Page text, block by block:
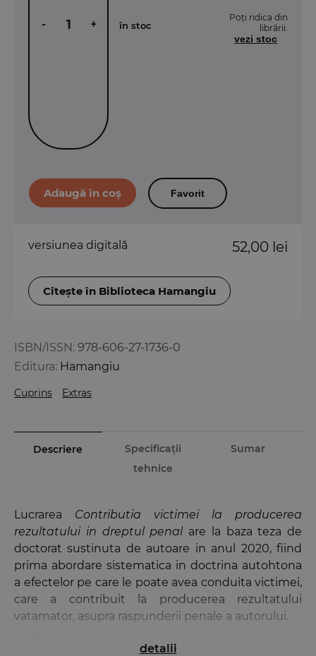
ISBN/ISSN: 978-606-27-1736-0
Editura: Hamangiu
Cuprins Extras
- + în stoc
Poți ridica din
librării.
vezi stoc
Favorit
versiunea digitală 52,00 lei
Citește în Biblioteca Hamangiu
Descriere
Specificații
tehnice
Sumar
Lucrarea Contributia victimei la producerea
rezultatului in dreptul penal are la baza teza de
doctorat sustinuta de autoare in anul 2020, fiind
prima abordare sistematica in doctrina autohtona
a efectelor pe care le poate avea conduita victimei,
care a contribuit la producerea rezultatului
vatamator, asupra raspunderii penale a autorului.
In functie de existenta sau nu a unei legaturi
detalii